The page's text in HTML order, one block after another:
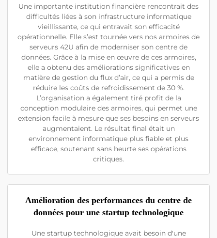
Une importante institution financière rencontrait des
difficultés liées à son infrastructure informatique
vieillissante, ce qui entravait son efficacité
opérationnelle. Elle s’est tournée vers nos armoires de
serveurs 42U afin de moderniser son centre de
données. Grâce à la mise en œuvre de ces armoires,
elle a obtenu des améliorations significatives en
matière de gestion du flux d’air, ce qui a permis de
réduire les coûts de refroidissement de 30 %.
L’organisation a également tiré profit de la
conception modulaire des armoires, qui permet une
extension facile à mesure que ses besoins en serveurs
augmentaient. Le résultat final était un
environnement informatique plus fiable et plus
efficace, soutenant sans heurte ses opérations
critiques.
Amélioration des performances du centre de
données pour une startup technologique
Une startup technologique avait besoin d'une